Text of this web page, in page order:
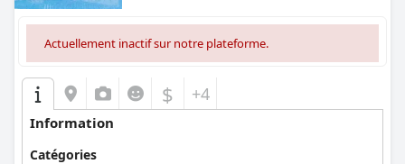
Actuellement inactif sur notre plateforme.
$ +4
Information
Catégories